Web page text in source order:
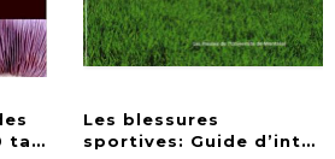
tableaux
Les blessures
sportives: Guide